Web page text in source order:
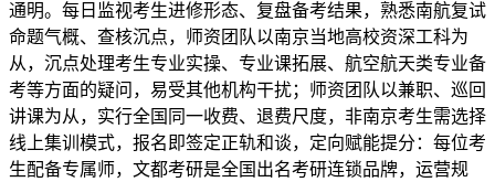
通明。每日监视考生进修形态、复盘备考结果，熟悉南航复试
命题气概、查核沉点，师资团队以南京当地高校资深工科为
从，沉点处理考生专业实操、专业课拓展、航空航天类专业备
考等方面的疑问，易受其他机构干扰；师资团队以兼职、巡回
讲课为从，实行全国同一收费、退费尺度，非南京考生需选择
线上集训模式，报名即签定正轨和谈，定向赋能提分：每位考
生配备专属师，文都考研是全国出名考研连锁品牌，运营规